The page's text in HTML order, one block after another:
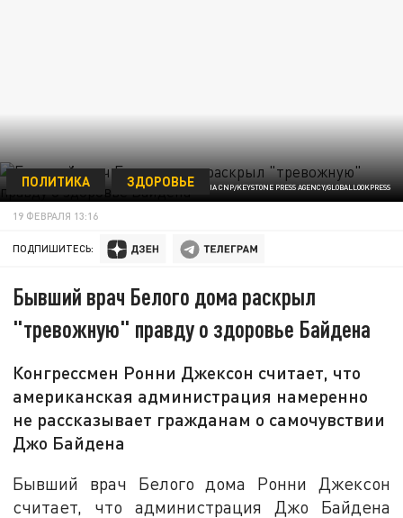
ФОТО: YURI GRIPAS - POOL VIA CNP/KEYSTONE PRESS AGENCY/GLOBALLOOKPRESS
ПОЛИТИКА ЗДОРОВЬЕ
19 ФЕВРАЛЯ 13:16
ПОДПИШИТЕСЬ:
Бывший врач Белого дома раскрыл
"тревожную" правду о здоровье Байдена
Конгрессмен Ронни Джексон считает, что
американская администрация намеренно
не рассказывает гражданам о самочувствии
Джо Байдена
Бывший врач Белого дома Ронни Джексон
считает, что администрация Джо Байдена